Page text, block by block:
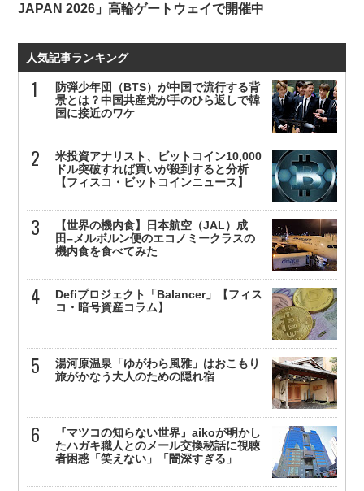
JAPAN 2026」高輪ゲートウェイで開催中
人気記事ランキング
防弾少年団（BTS）が中国で流行する背
景とは？中国共産党が手のひら返しで韓
国に接近のワケ
米投資アナリスト、ビットコイン10,000
ドル突破すれば買いが殺到すると分析
【フィスコ・ビットコインニュース】
【世界の機内食】日本航空（JAL）成
田–メルボルン便のエコノミークラスの
機内食を食べてみた
Defiプロジェクト「Balancer」【フィス
コ・暗号資産コラム】
湯河原温泉「ゆがわら風雅」はおこもり
旅がかなう大人のための隠れ宿
『マツコの知らない世界』aikoが明かし
たハガキ職人とのメール交換秘話に視聴
者困惑「笑えない」「闇深すぎる」